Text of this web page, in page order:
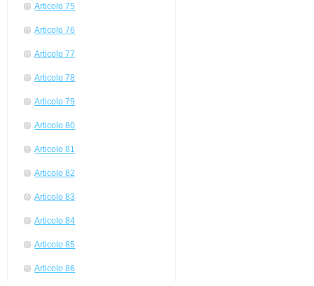
Articolo 75
Articolo 76
Articolo 77
Articolo 78
Articolo 79
Articolo 80
Articolo 81
Articolo 82
Articolo 83
Articolo 84
Articolo 85
Articolo 86